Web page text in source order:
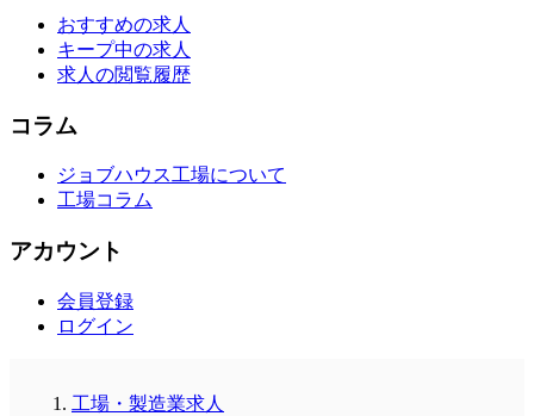
おすすめの求人
キープ中の求人
求人の閲覧履歴
コラム
ジョブハウス工場について
工場コラム
アカウント
会員登録
ログイン
工場・製造業求人